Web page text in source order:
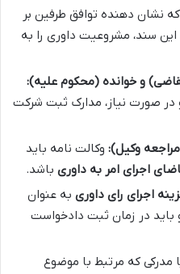
نشان دهنده توافق طرفین بر
سند، مشروعیت داوری را به
و خوانده (محکوم علیه):
در صورت نیاز، مدارک ثبت شرکت
وکیل): وکالت نامه باید
اجرای امر به داوری باشد.
اجرای رای داوری به عنوان
باید در زمان ثبت دادخواست
مدرکی که مرتبط با موضوع